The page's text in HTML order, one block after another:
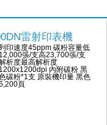
雷射印表機
印速度45ppm 碳粉容量低
12,000張/支高23,700張/支
析度最高解析度
1200x1200dpi 內附碳粉 黑
碳粉*1支 原裝機印量 黑色
頁